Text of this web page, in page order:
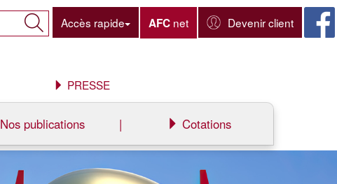
Devenir client
AFC net
Accès rapide
Nos publications | Cotations
PRESSE